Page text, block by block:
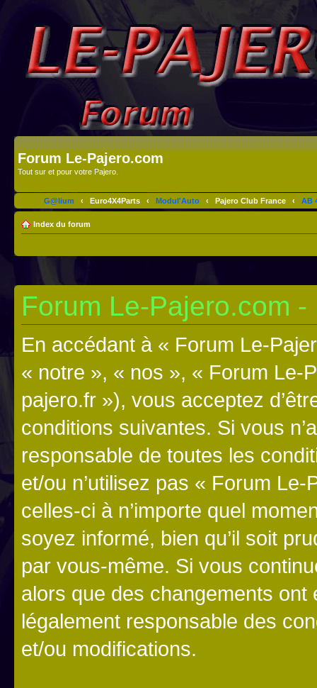
Forum Le-Pajero.com
Tout sur et pour votre Pajero.
G@lium ‹ Euro4X4Parts ‹ Modul'Auto ‹ Pajero Club France ‹ AB
Index du forum
Forum Le-Pajero.com
En accédant à « Forum Le-
« notre », « nos », « Forum Le-
pajero.fr »), vous acceptez
conditions suivantes. Si vous
responsable de toutes les
et/ou n’utilisez pas « Forum
celles-ci à n’importe quel
soyez informé, bien qu’il soit
par vous-même. Si vous
alors que des changements ont
légalement responsable des
et/ou modifications.